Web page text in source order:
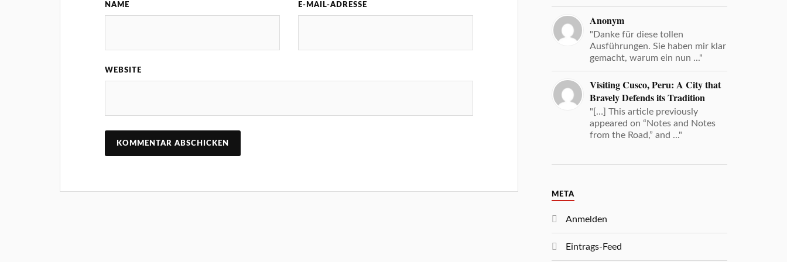
NAME E-MAIL-ADRESSE
WEBSITE
Anonym
"Danke für diese tollen
Ausführungen. Sie haben mir klar
gemacht, warum ein nun ..."
Visiting Cusco, Peru: A City that
Bravely Defends its Tradition
"[…] This article previously
appeared on “Notes and Notes
from the Road,” and ..."
META
Anmelden
Eintrags-Feed